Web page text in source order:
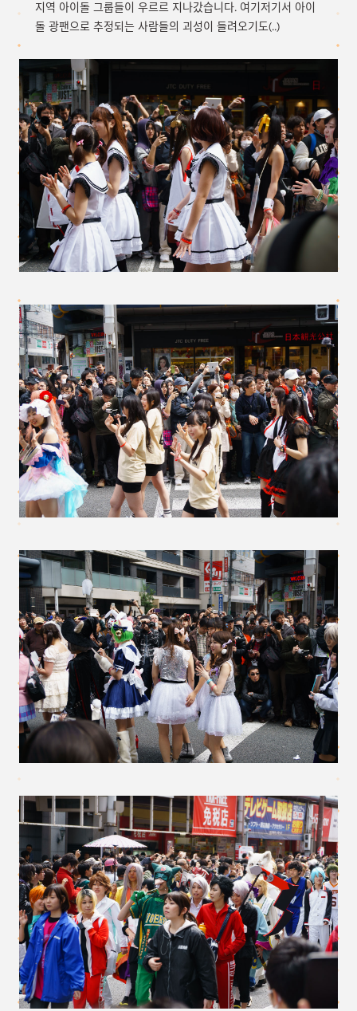
지역 아이돌 그룹들이 우르르 지나갔습니다. 여기저기서 아이
돌 광팬으로 추정되는 사람들의 괴성이 들려오기도(..)